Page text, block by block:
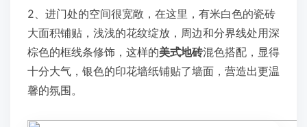
2、进门处的空间很宽敞，在这里，有米白色的瓷砖
大面积铺贴，浅浅的花纹绽放，周边和分界线处用深
棕色的框线条修饰，这样的美式地砖混色搭配，显得
十分大气，银色的印花墙纸铺贴了墙面，营造出更温
馨的氛围。